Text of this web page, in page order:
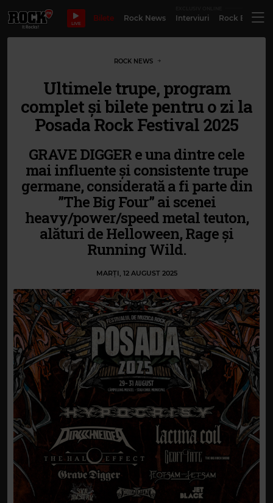
LIVE
Bilete Rock News Interviuri Rock
ROCK NEWS
Ultimele trupe, program
complet și bilete pentru o zi la
Posada Rock Festival 2025
GRAVE DIGGER e una dintre cele
mai influente și consistente trupe
germane, considerată a fi parte din
”The Big Four” ai scenei
heavy/power/speed metal teuton,
alături de Helloween, Rage și
Running Wild.
MARȚI, 12 AUGUST 2025